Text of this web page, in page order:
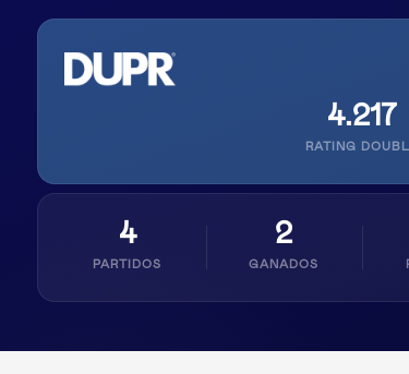
4.217
RATING
4
PARTIDOS
2
GANADOS